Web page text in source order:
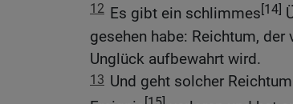
12 Es gibt ein schlimmes[14]
gesehen habe: Reichtum,
Unglück aufbewahrt wird.
13 Und geht solcher